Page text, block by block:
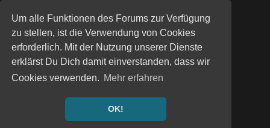
Um alle Funktionen des Forums zur Verfügung
zu stellen, ist die Verwendung von Cookies
erforderlich. Mit der Nutzung unserer Dienste
erklärst Du Dich damit einverstanden, dass wir
Cookies verwenden. Mehr erfahren
OK!